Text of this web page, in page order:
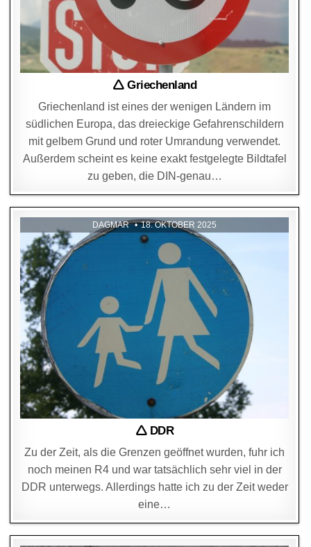
🛆 Griechenland
Griechenland ist eines der wenigen Ländern im
südlichen Europa, das dreieckige Gefahrenschildern
mit gelbem Grund und roter Umrandung verwendet.
Außerdem scheint es keine exakt festgelegte Bildtafel
zu geben, die DIN-genau…
DAGMAR 18. OKTOBER 2025
🛆 DDR
Zu der Zeit, als die Grenzen geöffnet wurden, fuhr ich
noch meinen R4 und war tatsächlich sehr viel in der
DDR unterwegs. Allerdings hatte ich zu der Zeit weder
eine…